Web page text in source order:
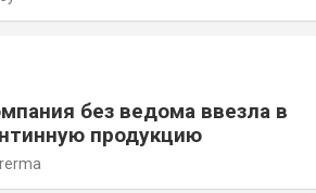
без ведома ввезла в
продукцию